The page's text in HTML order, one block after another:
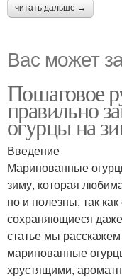
читать дальше →
Вас может
Пошаговое
правильно
огурцы на
Введение
Маринованные
зиму, которая
но и полезны, так
сохраняющиеся
статье мы
маринованные
хрустящими,